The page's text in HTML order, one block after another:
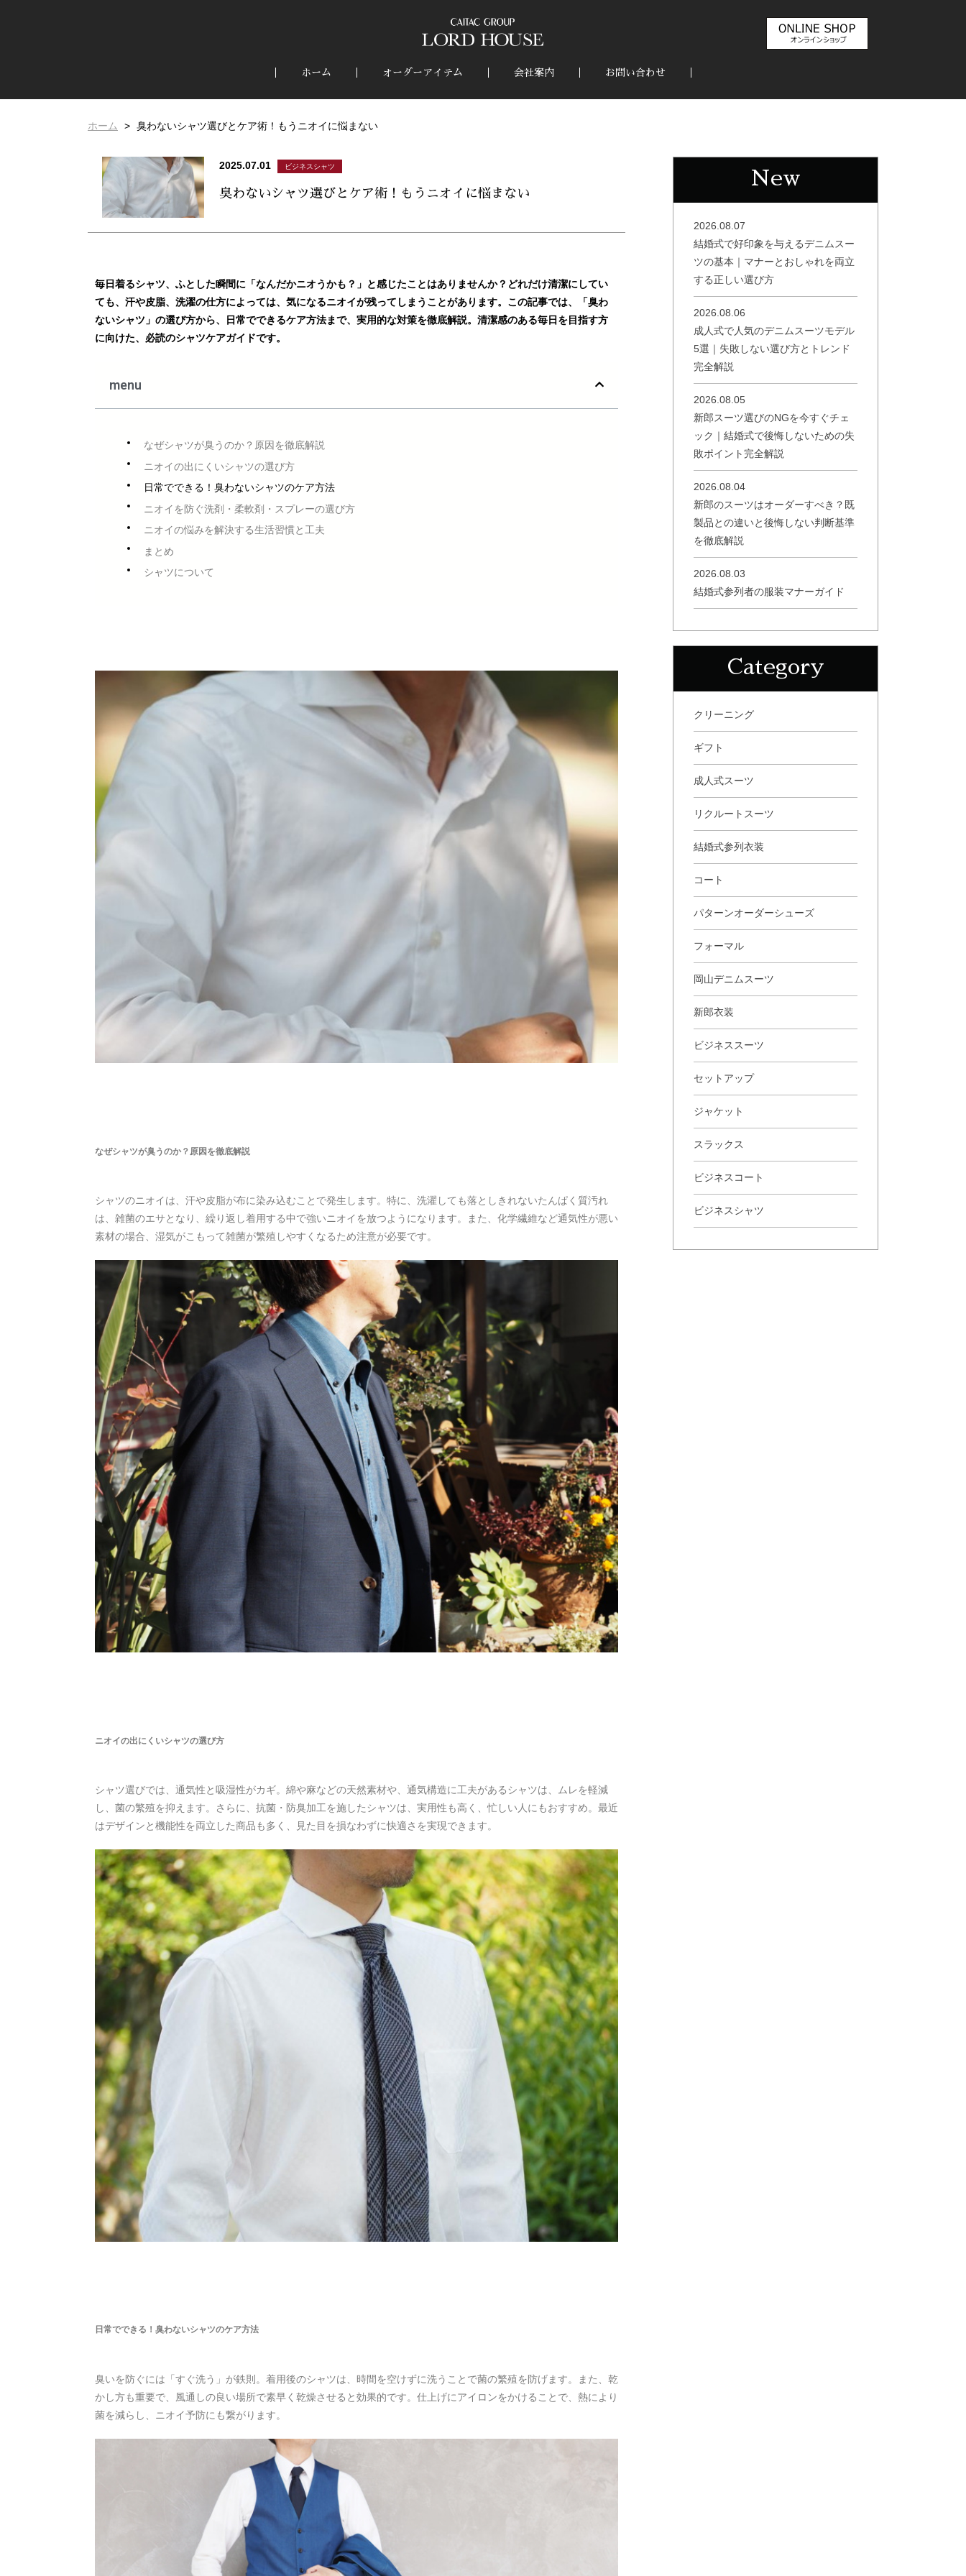
ホーム オーダーアイテム 会社案内 お問い合わせ
ホーム 臭わないシャツ選びとケア術！もうニオイに悩まない
2025.07.01 ビジネスシャツ
臭わないシャツ選びとケア術！もうニオイに悩まない
毎日着るシャツ、ふとした瞬間に「なんだかニオうかも？」と感じたことはありませんか？どれだけ清潔にしてい
ても、汗や皮脂、洗濯の仕方によっては、気になるニオイが残ってしまうことがあります。この記事では、「臭わ
ないシャツ」の選び方から、日常でできるケア方法まで、実用的な対策を徹底解説。清潔感のある毎日を目指す方
に向けた、必読のシャツケアガイドです。
menu
なぜシャツが臭うのか？原因を徹底解説
ニオイの出にくいシャツの選び方
日常でできる！臭わないシャツのケア方法
ニオイを防ぐ洗剤・柔軟剤・スプレーの選び方
ニオイの悩みを解決する生活習慣と工夫
まとめ
シャツについて
なぜシャツが臭うのか？原因を徹底解説
シャツのニオイは、汗や皮脂が布に染み込むことで発生します。特に、洗濯しても落としきれないたんぱく質汚れ
は、雑菌のエサとなり、繰り返し着用する中で強いニオイを放つようになります。また、化学繊維など通気性が悪い
素材の場合、湿気がこもって雑菌が繁殖しやすくなるため注意が必要です。
ニオイの出にくいシャツの選び方
シャツ選びでは、通気性と吸湿性がカギ。綿や麻などの天然素材や、通気構造に工夫があるシャツは、ムレを軽減
し、菌の繁殖を抑えます。さらに、抗菌・防臭加工を施したシャツは、実用性も高く、忙しい人にもおすすめ。最近
はデザインと機能性を両立した商品も多く、見た目を損なわずに快適さを実現できます。
日常でできる！臭わないシャツのケア方法
臭いを防ぐには「すぐ洗う」が鉄則。着用後のシャツは、時間を空けずに洗うことで菌の繁殖を防げます。また、乾
かし方も重要で、風通しの良い場所で素早く乾燥させると効果的です。仕上げにアイロンをかけることで、熱により
菌を減らし、ニオイ予防にも繋がります。
New
2026.08.07
結婚式で好印象を与えるデニムスー
ツの基本｜マナーとおしゃれを両立
する正しい選び方
2026.08.06
成人式で人気のデニムスーツモデル
5選｜失敗しない選び方とトレンド
完全解説
2026.08.05
新郎スーツ選びのNGを今すぐチェ
ック｜結婚式で後悔しないための失
敗ポイント完全解説
2026.08.04
新郎のスーツはオーダーすべき？既
製品との違いと後悔しない判断基準
を徹底解説
2026.08.03
結婚式参列者の服装マナーガイド
Category
クリーニング
ギフト
成人式スーツ
リクルートスーツ
結婚式参列衣装
コート
パターンオーダーシューズ
フォーマル
岡山デニムスーツ
新郎衣装
ビジネススーツ
セットアップ
ジャケット
スラックス
ビジネスコート
ビジネスシャツ